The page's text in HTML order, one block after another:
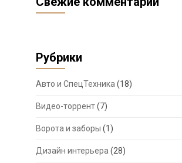
Рубрики
Авто и СпецТехника (18)
Видео-торрент(7)
Ворота и заборы (1)
Дизайн интерьера (28)